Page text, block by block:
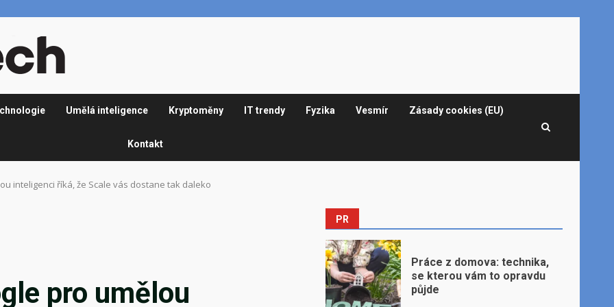
Umělá inteligence Kryptoměny IT trendy Fyzika Vesmír Zásady cookies (EU)
Kontakt
inteligenci říká, že Scale vás dostane tak daleko
pro umělou
PR
Práce z domova: technika,
se kterou vám to opravdu
půjde